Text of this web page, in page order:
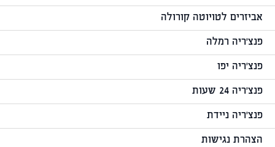
אביזרים לטויוטה קורולה
פנצ'ריה רמלה
פנצ'ריה יפו
פנצ'ריה 24 שעות
פנצ'ריה ניידת
הצהרת נגישות